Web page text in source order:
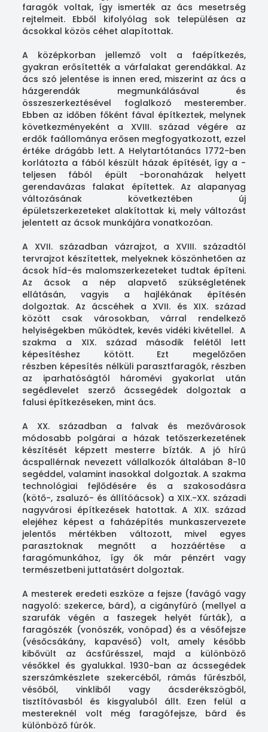
faragók voltak, így ismerték az ács mesetrség
rejtelmeit. Ebből kifolyólag sok településen az
ácsokkal közös céhet alapítottak.
A középkorban jellemző volt a faépítkezés,
gyakran erősítették a várfalakat gerendákkal. Az
ács szó jelentése is innen ered, miszerint az ács a
házgerendák megmunkálásával és
összeszerkeztésével foglalkozó mesterember.
Ebben az időben főként fával építkeztek, melynek
következményeként a XVIII. század végére az
erdők faállománya erősen megfogyatkozott, ezzel
értéke drágább lett. A Helytartótanács 1772-ben
korlátozta a fából készült házak építését, így a -
teljesen fából épült -boronaházak helyett
gerendavázas falakat építettek. Az alapanyag
változásának következtében új
épületszerkezeteket alakítottak ki, mely változást
jelentett az ácsok munkájára vonatkozóan.
A XVII. században vázrajzot, a XVIII. századtól
tervrajzot készítettek, melyeknek köszönhetően az
ácsok híd-és malomszerkezeteket tudtak építeni.
Az ácsok a nép alapvető szükségletének
ellátásán, vagyis a hajlékának építésén
dolgoztak. Az ácscéhek a XVII. és XIX. század
között csak városokban, várral rendelkező
helyiségekben működtek, kevés vidéki kivétellel. A
szakma a XIX. század második felétől lett
képesítéshez kötött. Ezt megelőzően
részben képesítés nélküli parasztfaragók, részben
az iparhatóságtól háromévi gyakorlat után
segédlevelet szerző ácssegédek dolgoztak a
falusi építkezéseken, mint ács.
A XX. században a falvak és mezővárosok
módosabb polgárai a házak tetőszerkezetének
készítését képzett mesterre bízták. A jó hírű
ácspallérnak nevezett vállalkozók általában 8-10
segéddel, valamint inasokkal dolgoztak. A szakma
technológiai fejlődésére és a szakosodásra
(kötő-, zsaluzó- és állítóácsok) a XIX.-XX. századi
nagyvárosi építkezések hatottak. A XIX. század
elejéhez képest a faházépítés munkaszervezete
jelentős mértékben változott, mivel egyes
parasztoknak megnőtt a hozzáértése a
faragómunkához, így ők már pénzért vagy
természetbeni juttatásért dolgoztak.
A mesterek eredeti eszköze a fejsze (favágó vagy
nagyoló: szekerce, bárd), a cigányfúró (mellyel a
szarufák végén a faszegek helyét fúrták), a
faragószék (vonószék, vonópad) és a vésőfejsze
(vésőcsákány, kapavéső) volt, amely később
kibővült az ácsfűrésszel, majd a különböző
vésőkkel és gyalukkal. 1930-ban az ácssegédek
szerszámkészlete szekercéből, rámás fűrészből,
vésőből, vinkliből vagy ácsderékszögből,
tisztítóvasból és kisgyaluból állt. Ezen felül a
mestereknél volt még faragófejsze, bárd és
különböző fúrók.